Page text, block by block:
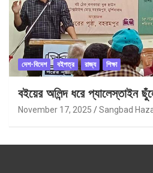
দেশ-বিদেশ বইপত্র রাজ্য শিক্ষা
বইয়ের অলিন্দ ধরে প্যালেস্তাইন
November 17, 2025 Sangbad